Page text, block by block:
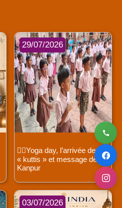
29/07/2026
🧘‍♀️Yoga day, l’arrivée des
« kuttis » et message de
Kanpur
03/07/2026